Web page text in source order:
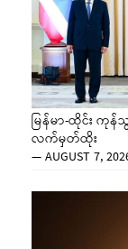
မြန်မာ-ထိုင်း ကုန်သွ
လက်မှတ်ထိုး
—AUGUST 7,